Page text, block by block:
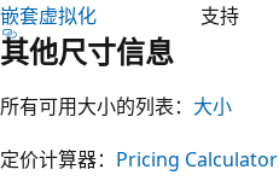
嵌套虚拟化
支持
其他尺寸信息
所有可用大小的列表： 大小
定价计算器： Pricing Calculator